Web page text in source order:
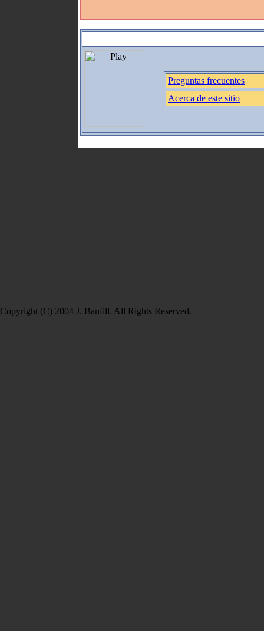
Preguntas frecuentes
Acerca de este sitio
Copyright (C) 2004 J. Banfill. All Rights Reserved.